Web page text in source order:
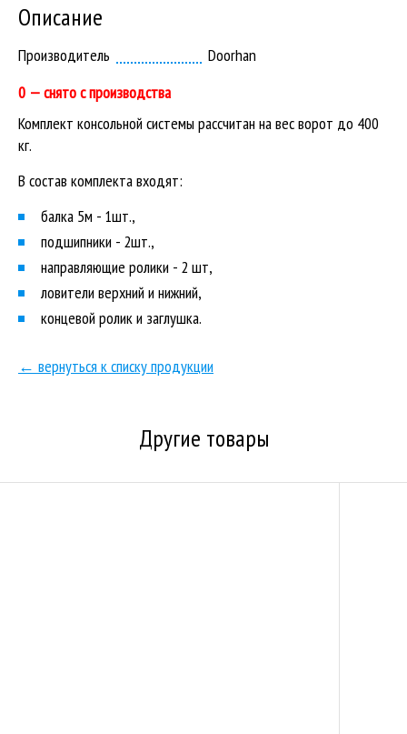
Описание
Производитель
Doorhan
0 — снято с производства
Комплект консольной системы рассчитан на вес ворот до 400
кг.
В состав комплекта входят:
балка 5м - 1шт.,
подшипники - 2шт.,
направляющие ролики - 2 шт,
ловители верхний и нижний,
концевой ролик и заглушка.
← вернуться к списку продукции
Другие товары